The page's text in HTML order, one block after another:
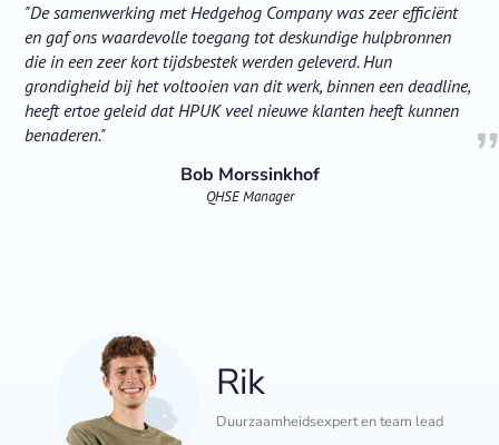
"De samenwerking met Hedgehog Company was zeer efficiënt
en gaf ons waardevolle toegang tot deskundige hulpbronnen
die in een zeer kort tijdsbestek werden geleverd. Hun
grondigheid bij het voltooien van dit werk, binnen een deadline,
heeft ertoe geleid dat HPUK veel nieuwe klanten heeft kunnen
benaderen."
Bob Morssinkhof
QHSE Manager
Rik
Duurzaamheidsexpert en team lead